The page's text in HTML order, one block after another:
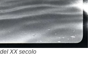
XX secolo